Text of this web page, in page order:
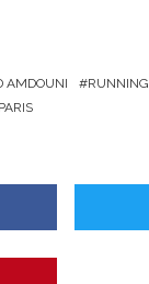
AMDOUNI
RUNNING